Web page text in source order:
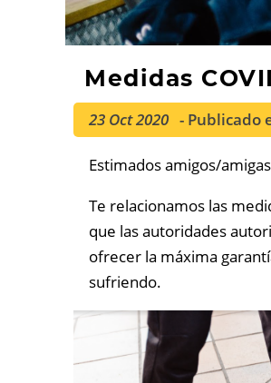
Medidas
23 Oct 2020 - Publicado
Estimados amigos/
Te relacionamos las
que las autoridades
ofrecer la máxima
sufriendo.